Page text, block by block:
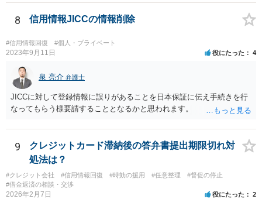
られるケースも多いかと思われます。
8 信用情報JICCの情報削除
#信用情報回復 #個人・プライベート
2023年9月11日 役にたった 4
泉 亮介 弁護士
JICCに対して登録情報に誤りがあることを日本保証に伝え手続きを行
なってもらう様要請することとなるかと思われます。
9
クレジットカード滞納後の答弁書提出期限切れ対
処法は？
#クレジット会社 #信用情報回復 #時効の援用 #任意整理
#督促の停止
#借金返済の相談・交渉
2026年2月7日 役にたった 2